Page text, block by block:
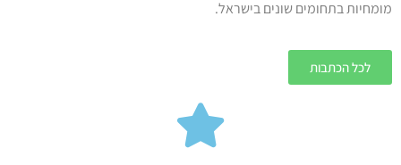
מומחיות בתחומים שונים בישראל.
לכל הכתבות